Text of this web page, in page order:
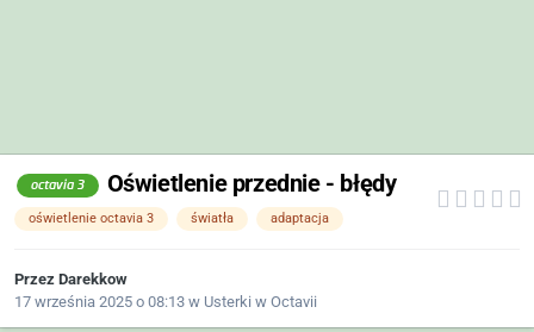
octavia 3 Oświetlenie przednie - błędy
oświetlenie octavia 3 światła adaptacja
Przez Darekkow
17 września 2025 o 08:13 w Usterki w Octavii